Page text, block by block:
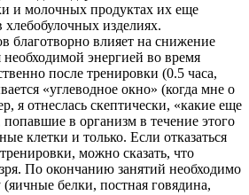
и молочных продуктах их еще
хлебобулочных изделиях.
благотворно влияет на снижение
энергией во время
после тренировки (0.5 часа,
«углеводное окно» (когда мне о
я отнеслась скептически, «какие еще
в организм в течение этого
клетки и только. Если отказаться
можно сказать, что
По окончанию занятий необходимо
белки, постная говядина,